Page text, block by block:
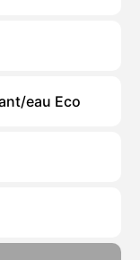
eau Eco